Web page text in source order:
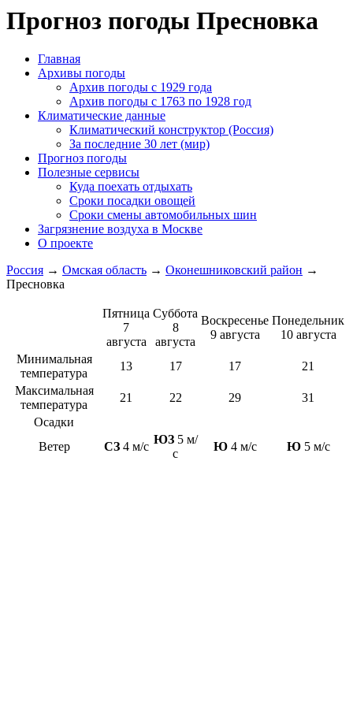
Прогноз погоды Пресновка
Главная
Архивы погоды
Архив погоды c 1929 года
Архив погоды c 1763 по 1928 год
Климатические данные
Климатический конструктор (Россия)
За последние 30 лет (мир)
Прогноз погоды
Полезные сервисы
Куда поехать отдыхать
Сроки посадки овощей
Сроки смены автомобильных шин
Загрязнение воздуха в Москве
О проекте
Россия → Омская область → Оконешниковский район →
Пресновка
Пятница
7
августа
Суббота
8
августа
Воскресенье
9 августа
Понедельник
10 августа
Минимальная
температура
13 17 17
21
Максимальная
температура
21 22 29
31
Осадки
Ветер
СЗ4 м/с
ЮЗ5 м/
с
Ю4 м/с Ю5 м/с